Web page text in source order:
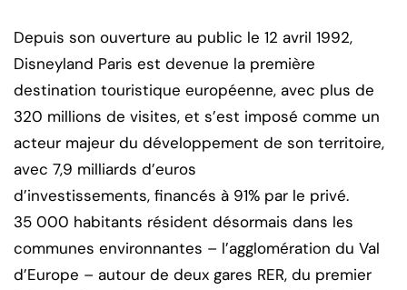
Depuis son ouverture au public le 12 avril 1992,
Disneyland Paris est devenue la première
destination touristique européenne, avec plus de
320 millions de visites, et s’est imposé comme un
acteur majeur du développement de son territoire,
avec 7,9 milliards d’euros
d’investissements, financés à 91% par le privé.
35 000 habitants résident désormais dans les
communes environnantes – l’agglomération du Val
d’Europe – autour de deux gares RER, du premier